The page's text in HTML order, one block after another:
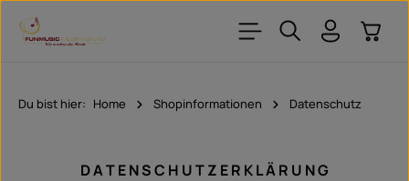
Zum Hauptinhalt springen
Du bist hier: Home Shopinformationen Datenschutz
D A T E N S C H U T Z E R K L Ä R U N G